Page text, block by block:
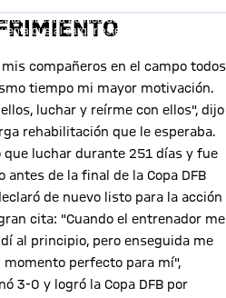
nuestra política de cookies para
que al cargar este contenido, tus
el proveedor de esta red social.
compañeros en el campo todos
tiempo mi mayor motivación.
luchar y reírme con ellos", dijo
rehabilitación que le esperaba.
luchar durante 251 días y fue
de la final de la Copa DFB
de nuevo listo para la acción
cita: "Cuando el entrenador me
al principio, pero enseguida me
perfecto para mí",
3-0 y logró la Copa DFB por